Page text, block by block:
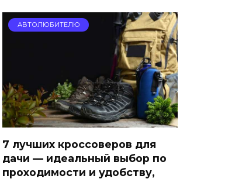
АВТОЛЮБИТЕЛЮ
7 лучших кроссоверов для
дачи — идеальный выбор по
проходимости и удобству,